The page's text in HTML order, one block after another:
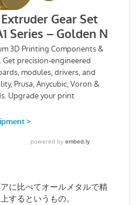
に比べてオールメタルで精
するというもの。